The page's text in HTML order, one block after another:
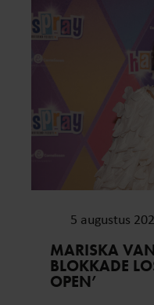
5 augustus
MARISKA
BLOKKADE
OPEN’